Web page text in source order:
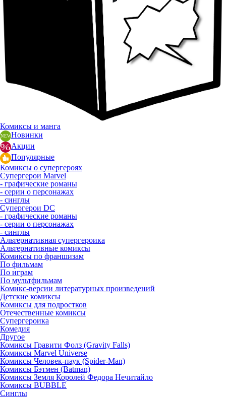
Комиксы и манга
Новинки
Акции
Популярные
Комиксы о супергероях
Супергерои Marvel
- графические романы
- серии о персонажах
- синглы
Супергерои DC
- графические романы
- серии о персонажах
- синглы
Альтернативная супергероика
Альтернативные комиксы
Комиксы по франшизам
По фильмам
По играм
По мультфильмам
Комикс-версии литературных произведений
Детские комиксы
Комиксы для подростков
Отечественные комиксы
Супергероика
Комедия
Другое
Комиксы Гравити Фолз (Gravity Falls)
Комиксы Marvel Universe
Комиксы Человек-паук (Spider-Man)
Комиксы Бэтмен (Batman)
Комиксы Земля Королей Федора Нечитайло
Комиксы BUBBLE
Синглы